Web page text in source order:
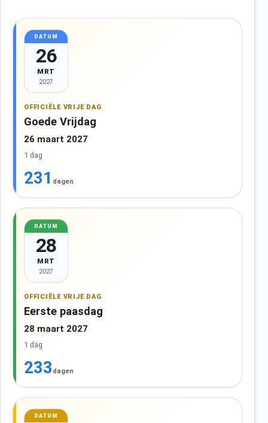
DATUM
26
MRT
2027
OFFICIËLE VRIJE DAG
Goede Vrijdag
26 maart 2027
1 dag
231 dagen
DATUM
28
MRT
2027
OFFICIËLE VRIJE DAG
Eerste paasdag
28 maart 2027
1 dag
233 dagen
DATUM